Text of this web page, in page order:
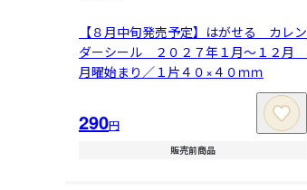
【８月中旬発売予定】はがせる カレン
ダーシール ２０２７年１月～１２月
月曜始まり／１片４０×４０ｍｍ
290円
販売前商品